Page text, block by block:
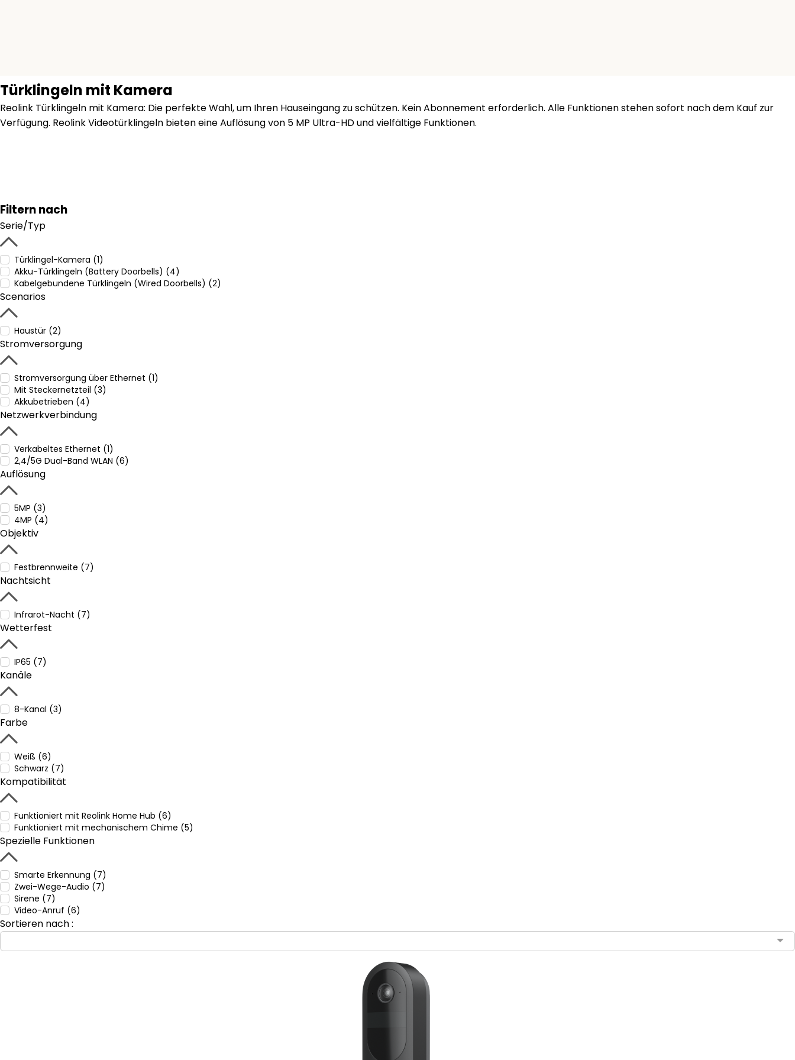
Türklingeln mit Kamera
Reolink Türklingeln mit Kamera: Die perfekte Wahl, um Ihren Hauseingang zu schützen. Kein Abonnement erforderlich. Alle Funktionen stehen sofort nach dem Kauf zur
Verfügung. Reolink Videotürklingeln bieten eine Auflösung von 5 MP Ultra-HD und vielfältige Funktionen.
Filtern nach
Serie/Typ
Türklingel-Kamera (1)
Akku-Türklingeln (Battery Doorbells) (4)
Kabelgebundene Türklingeln (Wired Doorbells) (2)
Scenarios
Haustür (2)
Stromversorgung
Stromversorgung über Ethernet (1)
Mit Steckernetzteil (3)
Akkubetrieben (4)
Netzwerkverbindung
Verkabeltes Ethernet (1)
2,4/5G Dual-Band WLAN (6)
Auflösung
5MP (3)
4MP (4)
Objektiv
Festbrennweite (7)
Nachtsicht
Infrarot-Nacht (7)
Wetterfest
IP65 (7)
Kanäle
8-Kanal (3)
Farbe
Weiß (6)
Schwarz (7)
Kompatibilität
Funktioniert mit Reolink Home Hub (6)
Funktioniert mit mechanischem Chime (5)
Spezielle Funktionen
Smarte Erkennung (7)
Zwei-Wege-Audio (7)
Sirene (7)
Video-Anruf (6)
Sortieren nach :